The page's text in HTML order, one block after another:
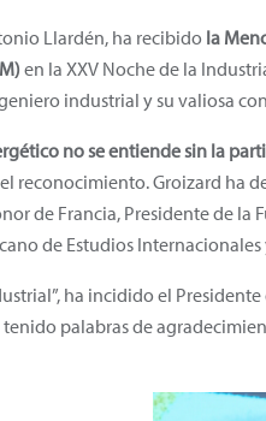
Llardén, ha recibido la
en la XXV Noche de la
industrial y su valiosa
no se entiende sin la
reconocimiento. Groizard ha
de Francia, Presidente de
de Estudios
ha incidido el
tenido palabras de